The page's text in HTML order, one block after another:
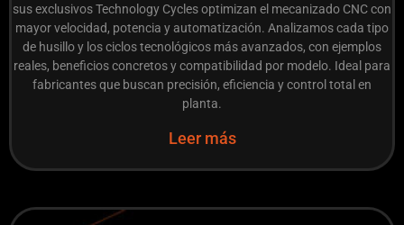
sus exclusivos Technology Cycles optimizan el mecanizado CNC con
mayor velocidad, potencia y automatización. Analizamos cada tipo
de husillo y los ciclos tecnológicos más avanzados, con ejemplos
reales, beneficios concretos y compatibilidad por modelo. Ideal para
fabricantes que buscan precisión, eficiencia y control total en
planta.
Leer más